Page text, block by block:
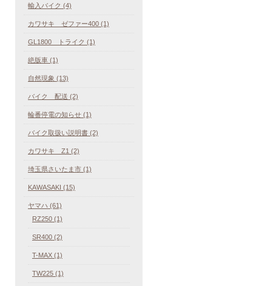
輸入バイク (4)
カワサキ ゼファー400 (1)
GL1800 トライク (1)
絶版車 (1)
自然現象 (13)
バイク 配送 (2)
輪番停電の知らせ (1)
バイク取扱い説明書 (2)
カワサキ Z1 (2)
埼玉県さいたま市 (1)
KAWASAKI (15)
ヤマハ (61)
RZ250 (1)
SR400 (2)
T-MAX (1)
TW225 (1)